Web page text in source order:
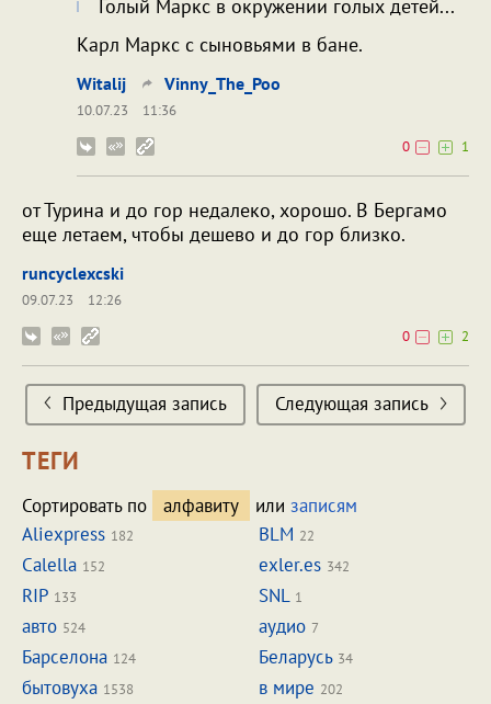
Голый Маркс в окружении голых детей...
Карл Маркс с сыновьями в бане.
Witalij Vinny_The_Poo
10.07.23
11:36
0
1
от Турина и до гор недалеко, хорошо. В Бергамо
еще летаем, чтобы дешево и до гор близко.
runcyclexcski
09.07.23
12:26
0
2
Предыдущая запись Следующая запись
ТЕГИ
Сортировать по алфавиту или записям
Aliexpress 182 BLM 22
Calella 152 exler.es 342
RIP 133 SNL 1
авто 524 аудио 7
Барселона 124 Беларусь 34
бытовуха 1538 в мире 202